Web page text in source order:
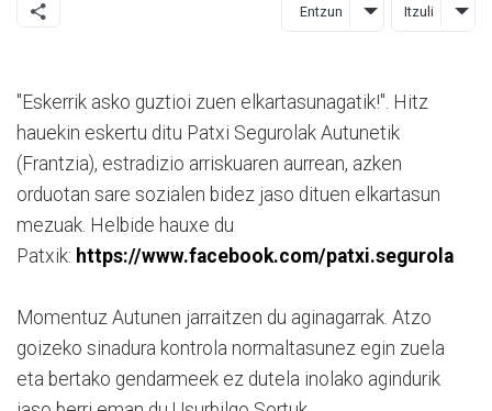
Entzun Itzuli
"Eskerrik asko guztioi zuen elkartasunagatik!". Hitz
hauekin eskertu ditu Patxi Segurolak Autunetik
(Frantzia), estradizio arriskuaren aurrean, azken
orduotan sare sozialen bidez jaso dituen elkartasun
mezuak. Helbide hauxe du
Patxik: https://www.facebook.com/patxi.segurola
Momentuz Autunen jarraitzen du aginagarrak. Atzo
goizeko sinadura kontrola normaltasunez egin zuela
eta bertako gendarmeek ez dutela inolako agindurik